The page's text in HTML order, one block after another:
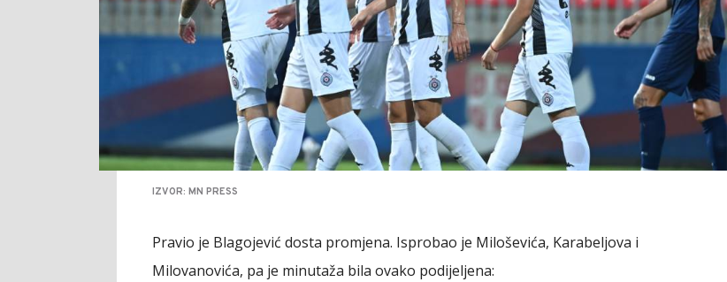
IZVOR: MN PRESS
Pravio je Blagojević dosta promjena. Isprobao je Miloševića, Karabeljova i
Milovanovića, pa je minutaža bila ovako podijeljena: